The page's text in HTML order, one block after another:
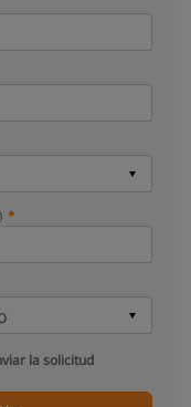
la solicitud